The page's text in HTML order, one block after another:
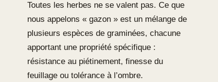
Toutes les herbes ne se valent pas. Ce que
nous appelons « gazon » est un mélange de
plusieurs espèces de graminées, chacune
apportant une propriété spécifique :
résistance au piétinement, finesse du
feuillage ou tolérance à l’ombre.